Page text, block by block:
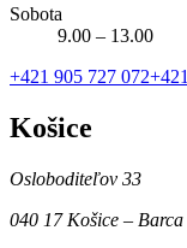
Sobota
9.00 – 13.00
+421 905 727 072
Košice
Osloboditeľov 33
040 17 Košice – Barca